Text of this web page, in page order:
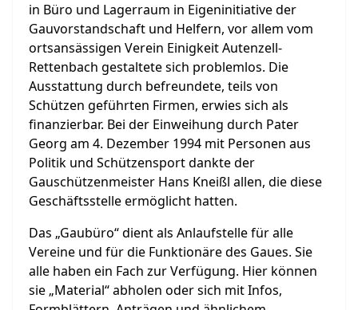
in Büro und Lagerraum in Eigeninitiative der
Gauvorstandschaft und Helfern, vor allem vom
ortsansässigen Verein Einigkeit Autenzell-
Rettenbach gestaltete sich problemlos. Die
Ausstattung durch befreundete, teils von
Schützen geführten Firmen, erwies sich als
finanzierbar. Bei der Einweihung durch Pater
Georg am 4. Dezember 1994 mit Personen aus
Politik und Schützensport dankte der
Gauschützenmeister Hans Kneißl allen, die diese
Geschäftsstelle ermöglicht hatten.
Das „Gaubüro“ dient als Anlaufstelle für alle
Vereine und für die Funktionäre des Gaues. Sie
alle haben ein Fach zur Verfügung. Hier können
sie „Material“ abholen oder sich mit Infos,